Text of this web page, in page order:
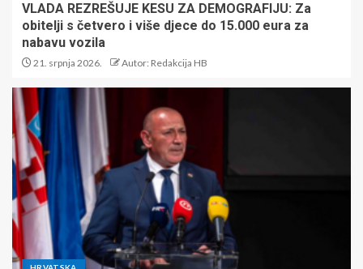
VLADA REZREŠUJE KESU ZA DEMOGRAFIJU: Za
obitelji s četvero i više djece do 15.000 eura za
nabavu vozila
21. srpnja 2026. Autor: Redakcija HB